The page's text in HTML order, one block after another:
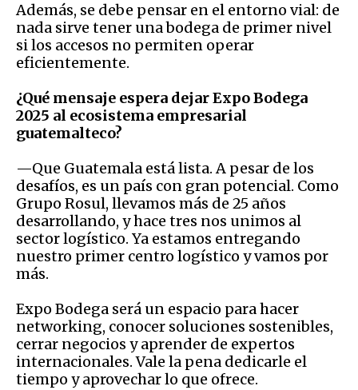
Además, se debe pensar en el entorno vial: de
nada sirve tener una bodega de primer nivel
si los accesos no permiten operar
eficientemente.
¿Qué mensaje espera dejar Expo Bodega
2025 al ecosistema empresarial
guatemalteco?
—Que Guatemala está lista. A pesar de los
desafíos, es un país con gran potencial. Como
Grupo Rosul, llevamos más de 25 años
desarrollando, y hace tres nos unimos al
sector logístico. Ya estamos entregando
nuestro primer centro logístico y vamos por
más.
Expo Bodega será un espacio para hacer
networking, conocer soluciones sostenibles,
cerrar negocios y aprender de expertos
internacionales. Vale la pena dedicarle el
tiempo y aprovechar lo que ofrece.